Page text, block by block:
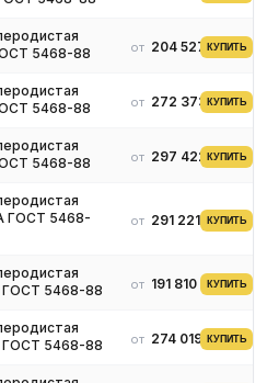
по запросу
паспорт партии
5468-88
от 204 527 ₽КУПИТЬ
5468-88
от 272 373 ₽КУПИТЬ
5468-88
от 297 422 ₽КУПИТЬ
ГОСТ 5468-
от 291 221 ₽КУПИТЬ
ГОСТ 5468-88
от 191 810 ₽КУПИТЬ
ГОСТ 5468-88
от 274 019 ₽КУПИТЬ